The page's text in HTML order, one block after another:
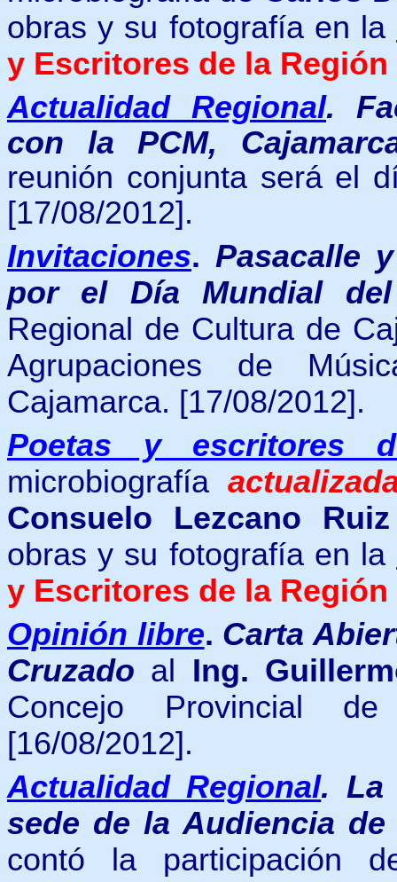
obrasy su fotografía en la
y Escritores de la Región
Actualidad Regional.
con la PCM,
reunión conjunta será el
[17/08/2012].
Invitaciones. Pasacalle
por el Día Mundial
Regional de Cultura de
Agrupaciones de
Cajamarca. [17/08/2012].
Poetas y escritores
microbiografía
Consuelo Lezcano Ruiz
obrasy su fotografía en la
y Escritores de la Región
Opinión libre. Carta
Cruzado al Ing.
Concejo Provincial
[16/08/2012].
Actualidad Regional. La
sede de la Audiencia de
contó la participación